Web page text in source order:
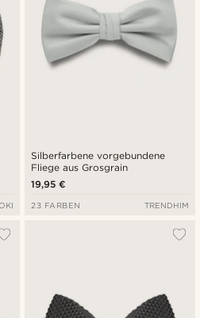
Silberfarbene vorgebundene
Fliege aus Grosgrain
19,95 €
23 FARBEN TRENDHIM